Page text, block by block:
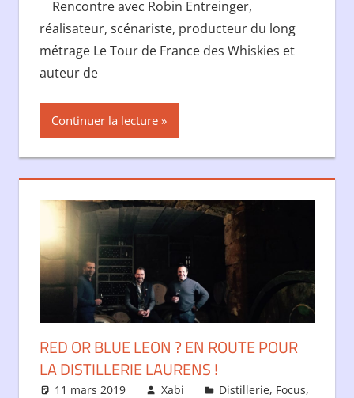
Rencontre avec Robin Entreinger,
réalisateur, scénariste, producteur du long
métrage Le Tour de France des Whiskies et
auteur de
Continuer la lecture
RED OR BLUE LEON ? EN ROUTE POUR
LA DISTILLERIE LAURENS !
11 mars 2019 Xabi Distillerie, Focus,